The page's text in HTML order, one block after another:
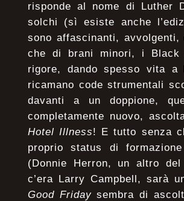
risponde al nome di Luther
solchi (sì esiste anche
sono affascinanti,
che di brani minori, i Black
rigore, dando spesso vita
ricamano code strumentali
davanti a un doppione,
completamente nuovo,
Hotel Illness! E tutto senza
proprio status di
(Donnie Herron, un altro
c’era Larry Campbell, sarà
Good Fridaysembra di